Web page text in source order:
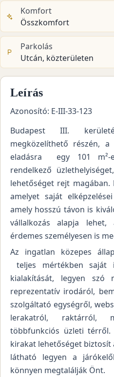
Komfort
Összkomfort
Parkolás
Utcán, közterületen
Leírás
Azonosító: E-III-33-123
Budapest III.
megközelíthető részén,
eladásra egy 101 m²-
rendelkező
lehetőséget rejt
amelyet saját
amely hosszú távon is
vállalkozás alapja
érdemes személyesen is
Az ingatlan közepes
teljes mértékben saját
kialakítását, legyen szó
reprezentatív irodáról,
szolgáltató egységről,
lerakatról, raktárról,
többfunkciós üzleti
kirakat lehetőséget biztosít
látható legyen a
könnyen megtalálják Önt.